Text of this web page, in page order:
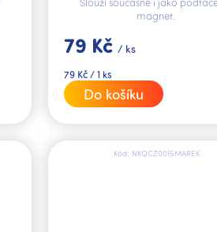
79 Kč / ks
Měrná
cena:
79 Kč / 1 ks
Do košíku
magnet.
Kód: NKQCZ0015MAREK